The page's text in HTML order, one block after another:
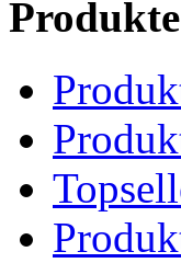
Produkte